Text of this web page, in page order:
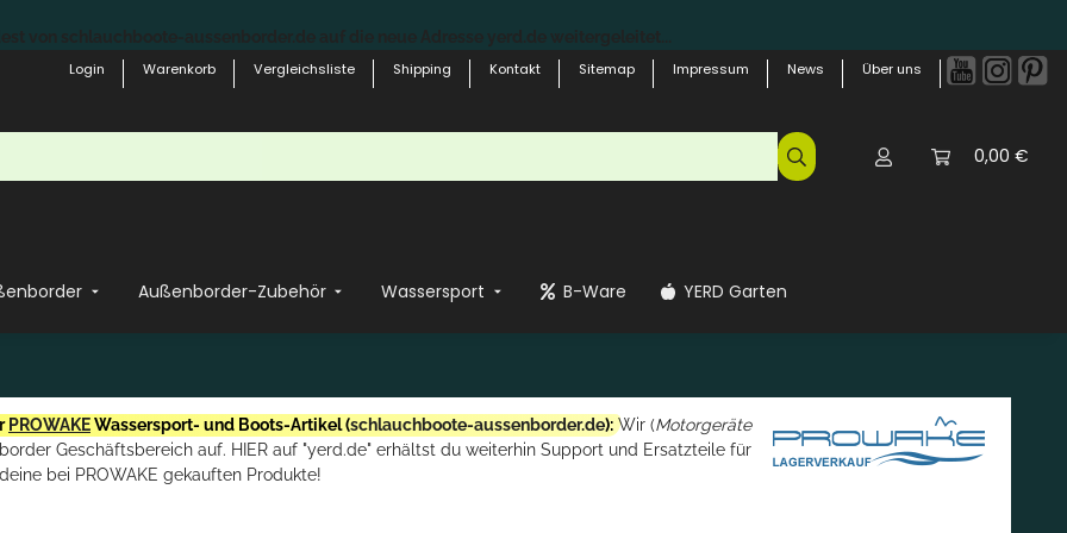
Login
Warenkorb Vergleichsliste Shipping Kontakt Sitemap Impressum News Über uns
0,00 €
Außenborder-Zubehör Wassersport B-Ware YERD Garten
PROWAKEWassersport- und Boots-Artikel (schlauchboote-aussenborder.de): Wir (Motorgeräte
Geschäftsbereich auf. HIER auf "yerd.de" erhältst du weiterhin Support und Ersatzteile für
deine bei PROWAKE gekauften Produkte!